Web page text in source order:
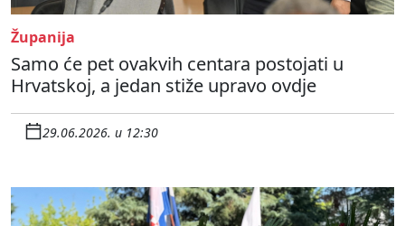
Županija
Samo će pet ovakvih centara postojati u
Hrvatskoj, a jedan stiže upravo ovdje
29.06.2026. u 12:30